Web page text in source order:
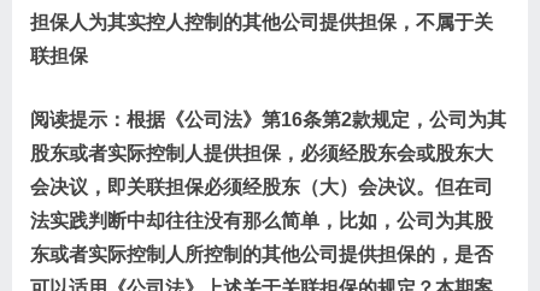
担保人为其实控人控制的其他公司提供担保，不属于关
联担保
阅读提示：根据《公司法》第16条第2款规定，公司为其
股东或者实际控制人提供担保，必须经股东会或股东大
会决议，即关联担保必须经股东（大）会决议。但在司
法实践判断中却往往没有那么简单，比如，公司为其股
东或者实际控制人所控制的其他公司提供担保的，是否